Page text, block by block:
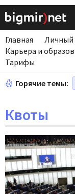
Главная
Карьера и
Тарифы
Горячие темы:
Квоты